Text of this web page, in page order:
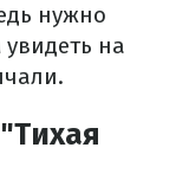
нужно
на